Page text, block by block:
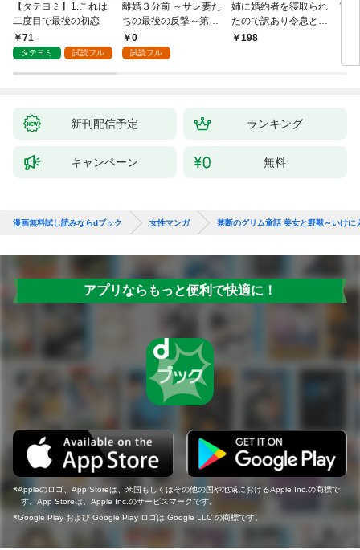
【タテヨミ】1.これは
二度目で最後の初恋
71
タテヨミ 試読フル
離婚３分前 ～サレ妻た
ちの最後の反撃～第1
話0
試読フル
姉に婚約者を寝取られ
たので訳あり令息と結
婚して辺境へと向かい
198
実
新刊配信予定 ランキング
キャンペーン 無料
漫画無料試し読みならdブック 女性マンガ 禁断のグリム童話 美女と野獣～いけに
アプリならもっと便利で快適に！
Appleのロゴ、App Storeは、米国もしくはその他の国や地域におけるApple Inc.の商標で
す。App Storeは、Apple Inc.のサービスマークです。
Google Play および Google Play ロゴは Google LLC の商標です。